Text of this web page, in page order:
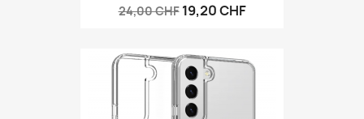
24,00 CHF 19,20 CHF